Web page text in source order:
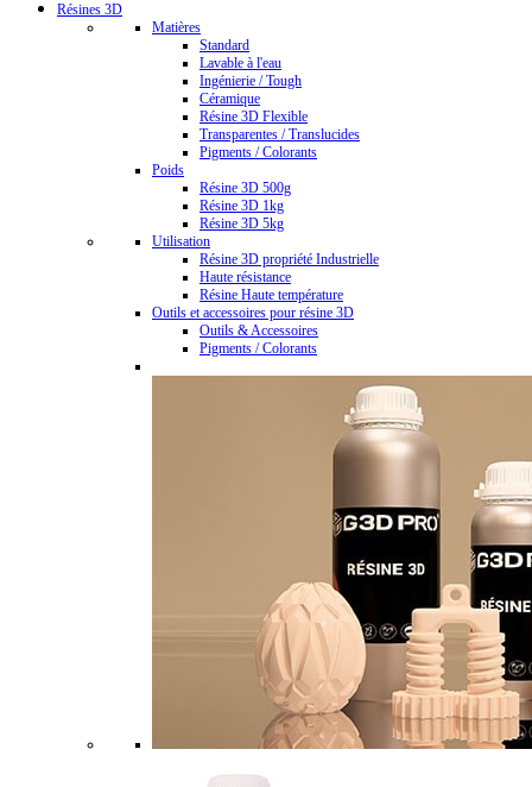
Résines 3D
Matières
Standard
Lavable à l'eau
Ingénierie / Tough
Céramique
Résine 3D Flexible
Transparentes / Translucides
Pigments / Colorants
Poids
Résine 3D 500g
Résine 3D 1kg
Résine 3D 5kg
Utilisation
Résine 3D propriété Industrielle
Haute résistance
Résine Haute température
Outils et accessoires pour résine 3D
Outils & Accessoires
Pigments / Colorants